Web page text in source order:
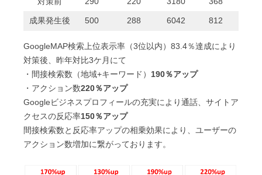
成果発生後 500 288 6042 812
GoogleMAP検索上位表示率（3位以内）83.4％達成により
対策後、昨年対比3ケ月にて
・間接検索数（地域+キーワード） 190％アップ
・アクション数220％アップ
Googleビジネスプロフィールの充実により通話、サイトア
クセスの反応率150％アップ
間接検索数と反応率アップの相乗効果により、ユーザーの
アクション数増加に繋がっております。